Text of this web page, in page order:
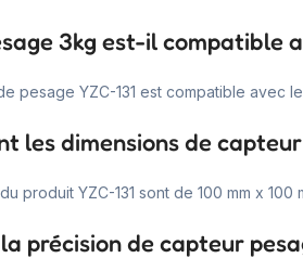
3kg est-il compatible
pesage YZC-131 est compatible avec
les dimensions de
produit YZC-131 sont de 100 mm x 100
précision de capteur